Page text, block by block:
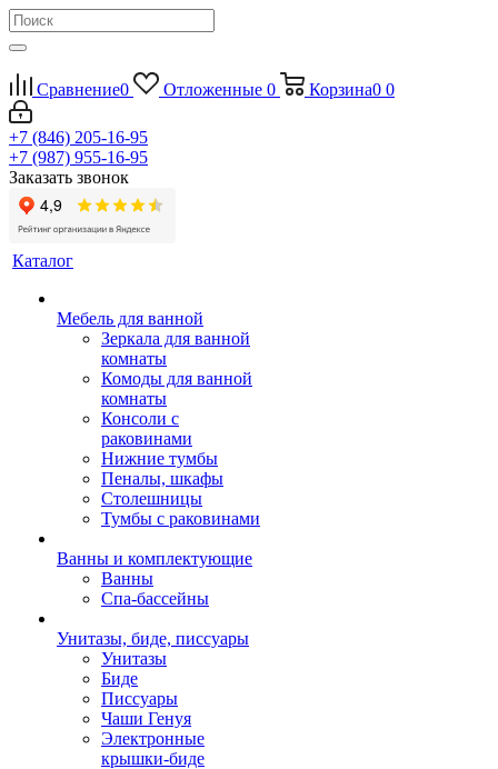
Сравнение0 Отложенные 0 Корзина0 0
+7 (846) 205-16-95
+7 (987) 955-16-95
Заказать звонок
Каталог
Мебель для ванной
Зеркала для ванной
комнаты
Комоды для ванной
комнаты
Консоли с
раковинами
Нижние тумбы
Пеналы, шкафы
Столешницы
Тумбы с раковинами
Ванны и комплектующие
Ванны
Спа-бассейны
Унитазы, биде, писсуары
Унитазы
Биде
Писсуары
Чаши Генуя
Электронные
крышки-биде